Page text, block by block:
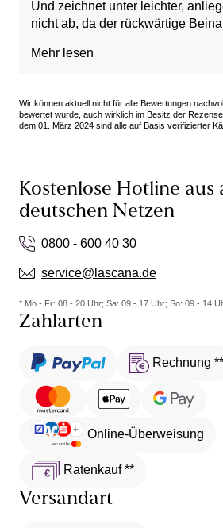
Und zeichnet unter leichter,
nicht ab, da der rückwärtige
Mehr lesen
Wir können aktuell nicht für alle Bewertungen
bewertet wurde, auch wirklich im Besitz der
dem 01. März 2024 sind alle auf Basis verifizierter
Kostenlose Hotline aus
deutschen Netzen
0800 - 600 40 30
service@lascana.de
* Mo - Fr: 08 - 20 Uhr; Sa: 09 - 17 Uhr; So: 09 - 14
Zahlarten
Rechnung **
Online-Überweisung
Ratenkauf **
Versandart